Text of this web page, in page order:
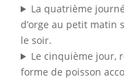
La quatrième
d’orge au petit matin
le soir.
Le cinquième jour,
forme de poisson